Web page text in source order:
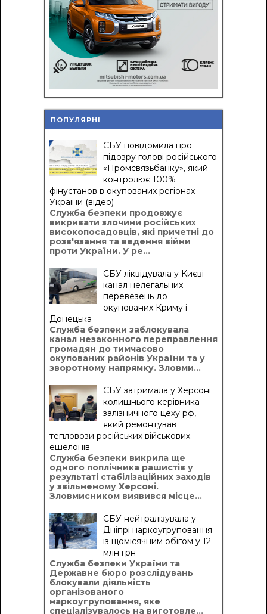
ПОПУЛЯРНІ
СБУ повідомила про
підозру голові російського
«Промсвязьбанку», який
контролює 100%
фінустанов в окупованих регіонах
України (відео)
Служба безпеки продовжує
викривати злочини російських
високопосадовців, які причетні до
розв'язання та ведення війни
проти України. У ре...
СБУ ліквідувала у Києві
канал нелегальних
перевезень до
окупованих Криму і
Донецька
Служба безпеки заблокувала
канал незаконного переправлення
громадян до тимчасово
окупованих районів України та у
зворотному напрямку. Зловми...
СБУ затримала у Херсоні
колишнього керівника
залізничного цеху рф,
який ремонтував
тепловози російських військових
ешелонів
Служба безпеки викрила ще
одного поплічника рашистів у
результаті стабілізаційних заходів
у звільненому Херсоні.
Зловмисником виявився місце...
СБУ нейтралізувала у
Дніпрі наркоугруповання
із щомісячним обігом у 12
млн грн
Служба безпеки України та
Державне бюро розслідувань
блокували діяльність
організованого
наркоугруповання, яке
спеціалізувалось на виготовле...